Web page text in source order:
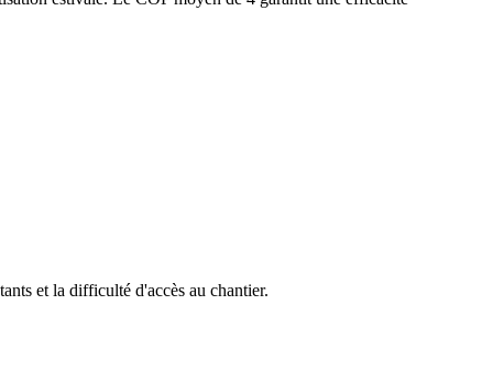
et la difficulté d'accès au chantier.